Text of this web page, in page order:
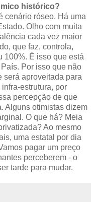
histórico?
cenário róseo. Há uma
Olho com muita
cada vez maior
que faz, controla,
100%. É isso que está
Por isso que não
será aproveitada para
infra-estrutura, por
percepção de que
Alguns otimistas dizem
O que há? Meia
Ao mesmo
uma estatal por dia
pagar um preço
perceberem - o
tarde para mudar.